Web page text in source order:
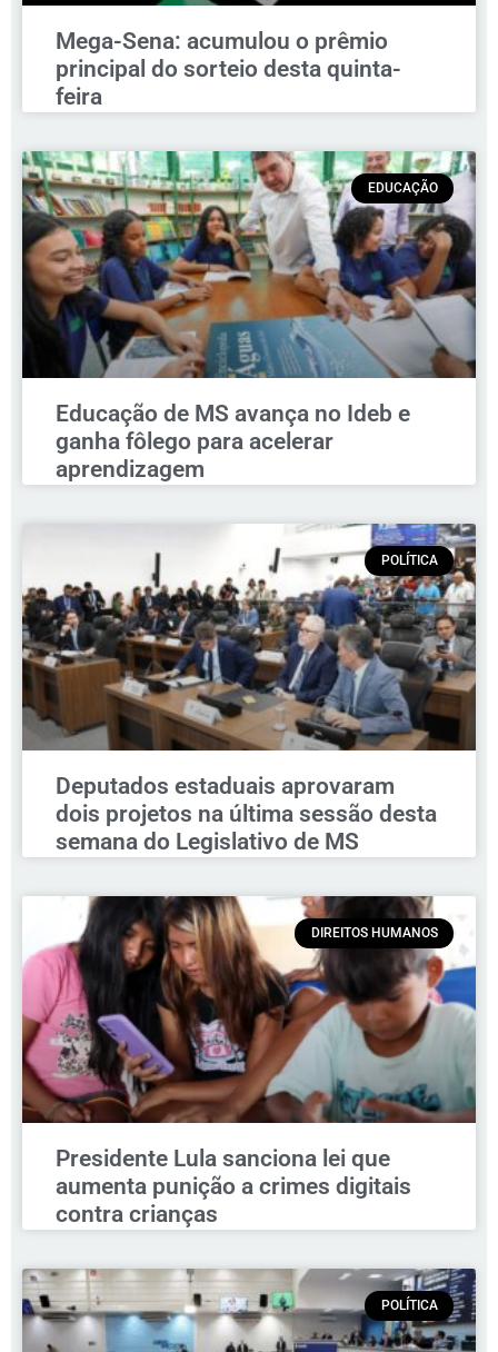
Mega-Sena: acumulou o prêmio
principal do sorteio desta quinta-
feira
EDUCAÇÃO
Educação de MS avança no Ideb e
ganha fôlego para acelerar
aprendizagem
POLÍTICA
Deputados estaduais aprovaram
dois projetos na última sessão desta
semana do Legislativo de MS
DIREITOS HUMANOS
Presidente Lula sanciona lei que
aumenta punição a crimes digitais
contra crianças
POLÍTICA